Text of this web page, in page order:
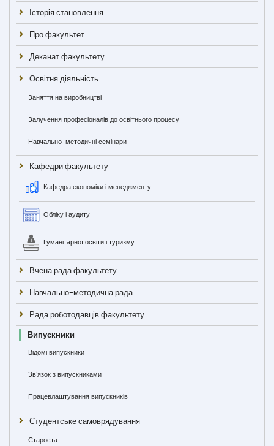
Історія становлення
Про факультет
Деканат факультету
Освітня діяльність
Заняття на виробництві
Залучення професіоналів до освітнього процесу
Навчально-методичні семінари
Кафедри факультету
Кафедра економіки і менеджменту
Обліку і аудиту
Гуманітарної освіти і туризму
Вчена рада факультету
Навчально-методична рада
Рада роботодавців факультету
Випускники
Відомі випускники
Зв'язок з випускниками
Працевлаштування випускників
Студентське самоврядування
Старостат